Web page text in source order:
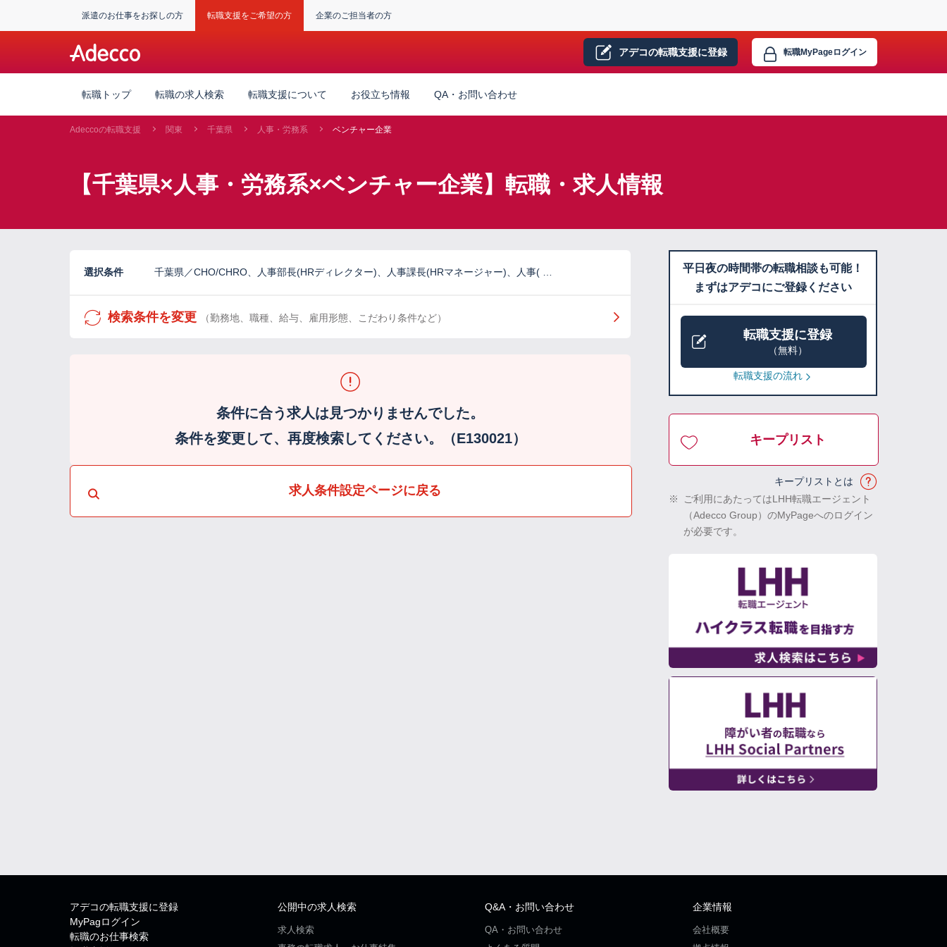
派遣のお仕事をお探しの方 転職支援をご希望の方 企業のご担当者の方
アデコの転職支援に登録 転職MyPageログイン
転職トップ 転職の求人検索 転職支援について お役立ち情報 QA・お問い合わせ
Adeccoの転職支援 関東 千葉県 人事・労務系 ベンチャー企業
【千葉県×人事・労務系×ベンチャー企業】転職・求人情報
選択条件 千葉県／CHO/CHRO、人事部長(HRディレクター)、人事課長(HRマネージャー)、人事( …
検索条件を変更 （勤務地、職種、給与、雇用形態、こだわり条件など）
条件に合う求人は見つかりませんでした。
条件を変更して、再度検索してください。（E130021）
求人条件設定ページに戻る
平日夜の時間帯の転職相談も可能！
まずはアデコにご登録ください
転職支援に登録
（無料）
転職支援の流れ
キープリスト
キープリストとは
※
ご利用にあたってはLHH転職エージェント
（Adecco Group）のMyPageへのログイン
が必要です。
アデコの転職支援に登録
MyPagログイン
転職のお仕事検索
公開中の求人検索
求人検索
Q&A・お問い合わせ
QA・お問い合わせ
企業情報
会社概要